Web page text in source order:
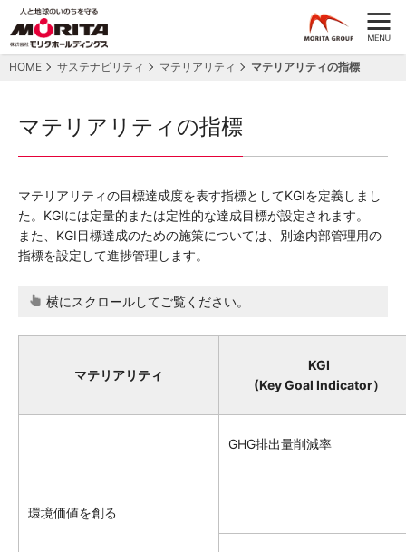
HOME サステナビリティ マテリアリティ マテリアリティの指標
マテリアリティの指標
マテリアリティの目標達成度を表す指標としてKGIを定義しまし
た。KGIには定量的または定性的な達成目標が設定されます。
また、KGI目標達成のための施策については、別途内部管理用の
指標を設定して進捗管理します。
横にスクロールしてご覧ください。
マテリアリティ
KGI
(Key Goal Indicator）
環境価値を創る
GHG排出量削減率